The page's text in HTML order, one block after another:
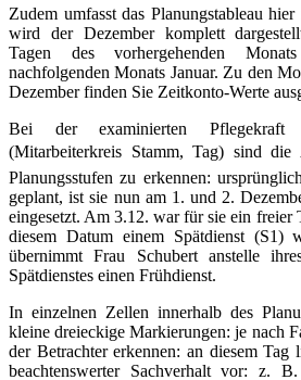
Zudem umfasst das Planungstableau
wird der Dezember komplett
Tagen des vorhergehenden
nachfolgenden Monats Januar. Zu den
Dezember finden Sie Zeitkonto-Werte
Bei der examinierten Pflegekraft
(Mitarbeiterkreis Stamm, Tag) sind
Planungsstufen zu erkennen:
geplant, ist sie nun am 1. und 2.
eingesetzt. Am 3.12. war für sie ein freier
diesem Datum einem Spätdienst (S1)
übernimmt Frau Schubert anstelle
Spätdienstes einen Frühdienst.
In einzelnen Zellen innerhalb des
kleine dreieckige Markierungen: je nach
der Betrachter erkennen: an diesem Tag
beachtenswerter Sachverhalt vor: z.